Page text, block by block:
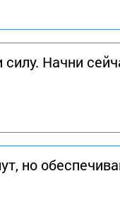
Начни
но